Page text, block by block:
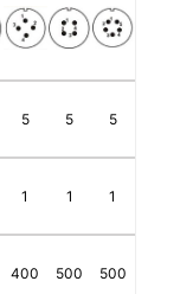
5
1
400
5
1
500
5
1
500